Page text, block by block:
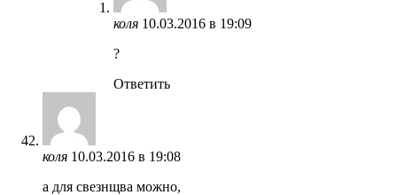
коля 10.03.2016 в 19:09
?
Ответить
коля 10.03.2016 в 19:08
а для свезнщва можно,